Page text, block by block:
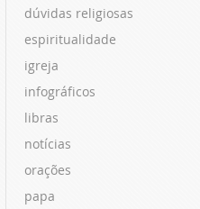
dúvidas religiosas
espiritualidade
igreja
infográficos
libras
notícias
orações
papa